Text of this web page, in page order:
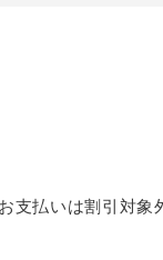
払いは割引対象